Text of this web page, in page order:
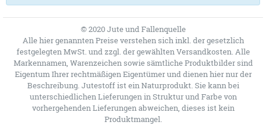
© 2020 Jute und Fallenquelle
Alle hier genannten Preise verstehen sich inkl. der gesetzlich
festgelegten MwSt. und zzgl. der gewählten Versandkosten. Alle
Markennamen, Warenzeichen sowie sämtliche Produktbilder sind
Eigentum Ihrer rechtmäßigen Eigentümer und dienen hier nur der
Beschreibung. Jutestoff ist ein Naturprodukt. Sie kann bei
unterschiedlichen Lieferungen in Struktur und Farbe von
vorhergehenden Lieferungen abweichen, dieses ist kein
Produktmangel.